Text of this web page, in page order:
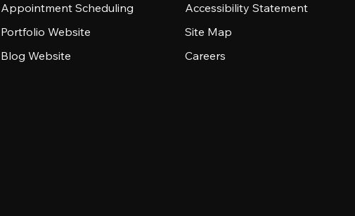
Appointment Scheduling
Portfolio Website
Blog Website
Accessibility Statement
Site Map
Careers